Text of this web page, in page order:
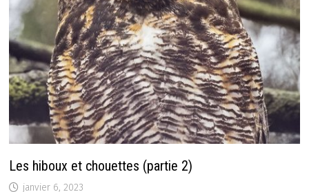
Les hiboux et chouettes (partie 2)
janvier 6, 2023